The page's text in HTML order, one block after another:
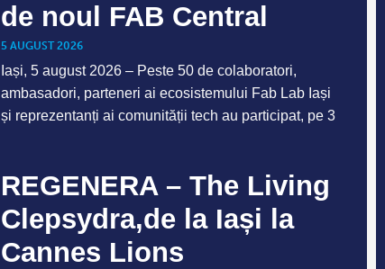
de noul FAB Central
5 AUGUST 2026
Iași, 5 august 2026 – Peste 50 de colaboratori,
ambasadori, parteneri ai ecosistemului Fab Lab Iași
și reprezentanți ai comunității tech au participat, pe 3
REGENERA – The Living
Clepsydra,de la Iași la
Cannes Lions